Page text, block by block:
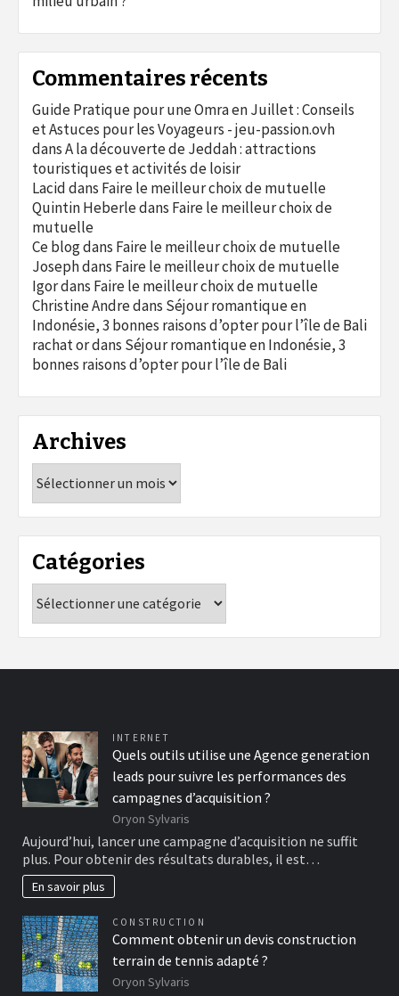
Commentaires récents
Guide Pratique pour une Omra en Juillet : Conseils
et Astuces pour les Voyageurs - jeu-passion.ovh
dansA la découverte de Jeddah : attractions
touristiques et activités de loisir
Laciddans Faire le meilleur choix de mutuelle
Quintin Heberledans Faire le meilleur choix de
mutuelle
Ce blogdans Faire le meilleur choix de mutuelle
Josephdans Faire le meilleur choix de mutuelle
Igordans Faire le meilleur choix de mutuelle
Christine Andredans Séjour romantique en
Indonésie, 3 bonnes raisons d’opter pour l’île de Bali
rachat ordans Séjour romantique en Indonésie, 3
bonnes raisons d’opter pour l’île de Bali
Archives
Catégories
INTERNET
Quels outils utilise une Agence generation
leads pour suivre les performances des
campagnes d’acquisition ?
Oryon Sylvaris
Aujourd’hui, lancer une campagne d’acquisition ne suffit
plus. Pour obtenir des résultats durables, il est…
En savoir plus
CONSTRUCTION
Comment obtenir un devis construction
terrain de tennis adapté ?
Oryon Sylvaris